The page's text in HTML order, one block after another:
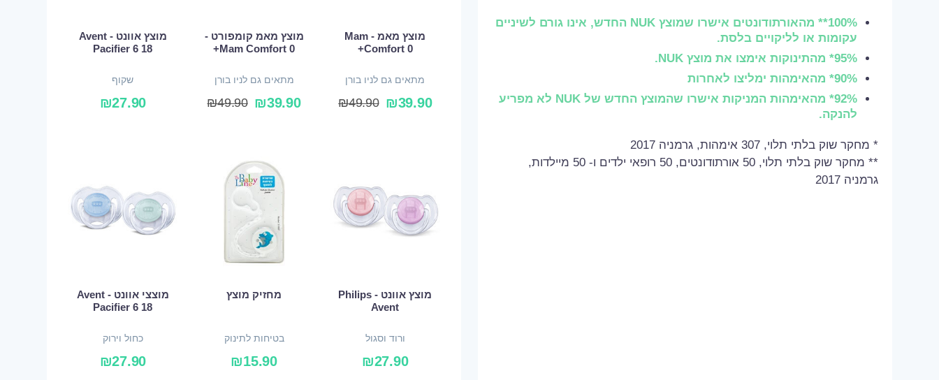
100%** מהאורתודונטים אישרו שמוצץ NUK החדש, אינו גורם לשיניים
עקומות או לליקויים בלסת.
95%* מהתינוקות אימצו את מוצץ NUK.
90%* מהאימהות ימליצו לאחרות
92%* מהאימהות המניקות אישרו שהמוצץ החדש של NUK לא מפריע
להנקה.
* מחקר שוק בלתי תלוי, 307 אימהות, גרמניה 2017
** מחקר שוק בלתי תלוי, 50 אורתודונטים, 50 רופאי ילדים ו- 50 מיילדות,
גרמניה 2017
מוצץ מאמ - Mam
Comfort 0+
מתאים גם לניו בורן
₪39.90
₪49.90
מוצץ מאמ קומפורט -
Mam Comfort 0+
מתאים גם לניו בורן
₪39.90
₪49.90
מוצץ אוונט - Avent
Pacifier 6 18
שקוף
₪27.90
מוצץ אוונט - Philips
Avent
ורוד וסגול
₪27.90
מחזיק מוצץ
בטיחות לתינוק
₪15.90
מוצצי אוונט - Avent
Pacifier 6 18
כחול וירוק
₪27.90